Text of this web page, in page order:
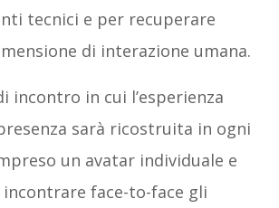
tecnici e per recuperare
di interazione umana.
incontro in cui l’esperienza
sarà ricostruita in ogni
un avatar individuale e
face-to-face gli